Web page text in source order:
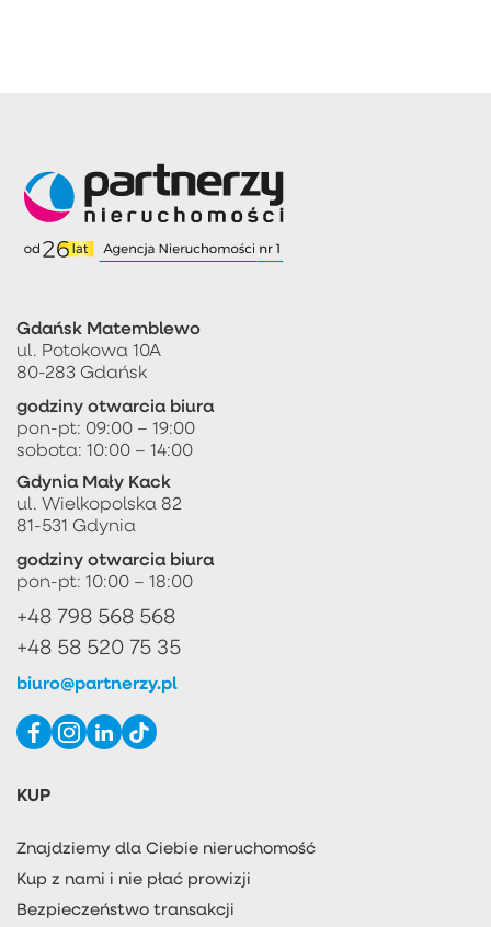
Gdańsk Matemblewo
ul. Potokowa 10A
80-283 Gdańsk
godziny otwarcia biura
pon-pt: 09:00 – 19:00
sobota: 10:00 – 14:00
Gdynia Mały Kack
ul. Wielkopolska 82
81-531 Gdynia
godziny otwarcia biura
pon-pt: 10:00 – 18:00
+48 798 568 568
+48 58 520 75 35
biuro@partnerzy.pl
KUP
Znajdziemy dla Ciebie nieruchomość
Kup z nami i nie płać prowizji
Bezpieczeństwo transakcji